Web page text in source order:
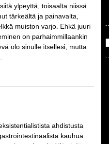
ylpeyttä, toisaalta niissä
tärkeältä ja painavalta,
muiston varjo. Ehkä juuri
on parhaimmillaankin
olo sinulle itsellesi, mutta
ahdistusta
kauhua